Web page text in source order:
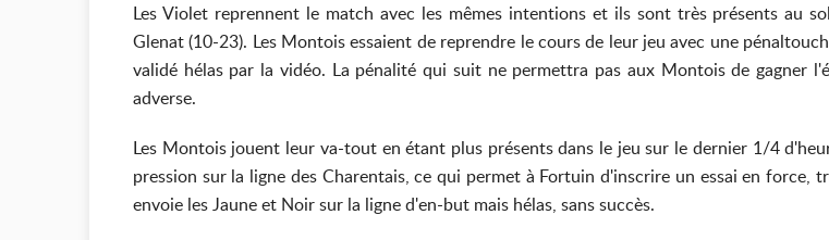
Les Violet reprennent le match avec les mêmes intentions et ils sont très présents au
Glenat (10-23). Les Montois essaient de reprendre le cours de leur jeu avec une
validé hélas par la vidéo. La pénalité qui suit ne permettra pas aux Montois de gagner
adverse.
Les Montois jouent leur va-tout en étant plus présents dans le jeu sur le dernier 1/4
pression sur la ligne des Charentais, ce qui permet à Fortuin d'inscrire un essai en force,
envoie les Jaune et Noir sur la ligne d'en-but mais hélas, sans succès.